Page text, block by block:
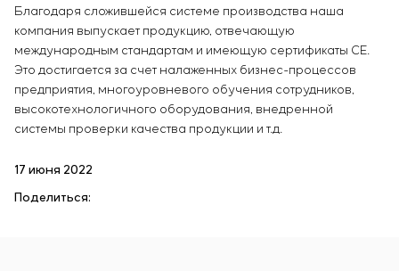
Благодаря сложившейся системе производства наша
компания выпускает продукцию, отвечающую
международным стандартам и имеющую сертификаты СЕ.
Это достигается за счет налаженных бизнес-процессов
предприятия, многоуровневого обучения сотрудников,
высокотехнологичного оборудования, внедренной
системы проверки качества продукции и т.д.
17 июня 2022
Поделиться: